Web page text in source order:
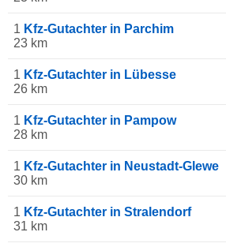
1 Kfz-Gutachter in Parchim
23 km
1 Kfz-Gutachter in Lübesse
26 km
1 Kfz-Gutachter in Pampow
28 km
1 Kfz-Gutachter in Neustadt-Glewe
30 km
1 Kfz-Gutachter in Stralendorf
31 km